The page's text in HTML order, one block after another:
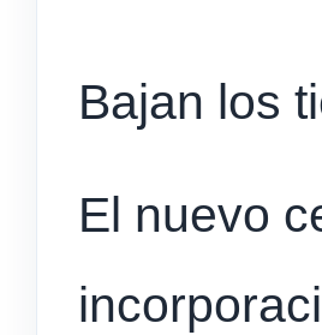
Bajan los
El nuevo